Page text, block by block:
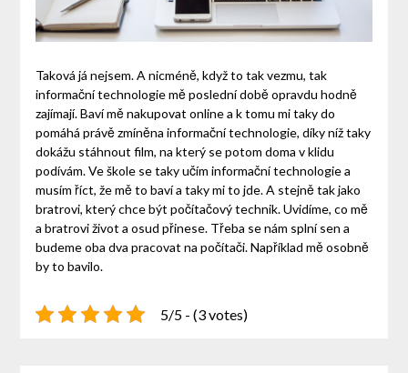
Taková já nejsem. A nicméně, když to tak vezmu, tak
informační technologie mě poslední době opravdu hodně
zajímají. Baví mě nakupovat online a k tomu mi taky do
pomáhá právě zmíněna informační technologie, díky níž taky
dokážu stáhnout film, na který se potom doma v klidu
podívám. Ve škole se taky učím informační technologie a
musím říct, že mě to baví a taky mi to jde. A stejně tak jako
bratrovi, který chce být počítačový technik. Uvidíme, co mě
a bratrovi život a osud přinese. Třeba se nám splní sen a
budeme oba dva pracovat na počítači. Například mě osobně
by to bavilo.
5/5 - (3 votes)